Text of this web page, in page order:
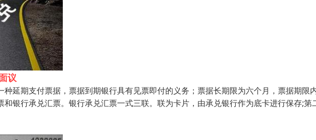
议
延期支付票据，票据到期银行具有见票即付的义务；票据长期限为六个月，票据期限
银行承兑汇票。银行承兑汇票一式三联。联为卡片，由承兑银行作为底卡进行保存;第